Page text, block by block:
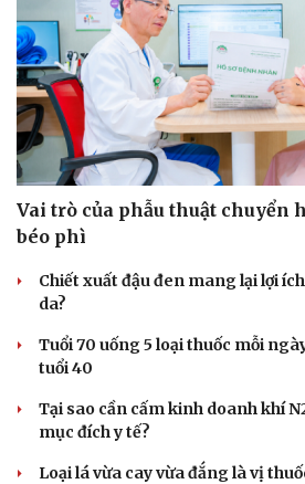
Vai trò của phẫu thuật chuyển
béo phì
Chiết xuất đậu đen mang lại lợi
da?
Tuổi 70 uống 5 loại thuốc mỗi
tuổi 40
Tại sao cần cấm kinh doanh khí
mục đích y tế?
Loại lá vừa cay vừa đắng là vị